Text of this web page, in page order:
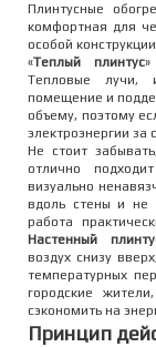
Плинтусные
комфортная для
особой
«Теплый плинтус
Тепловые лучи,
помещение и
объему, поэтому
электроэнергии за
Не стоит
отлично
визуально
вдоль стены и не
работа
Настенный
воздух снизу
температурных
городские
сэкономить на
Принцип